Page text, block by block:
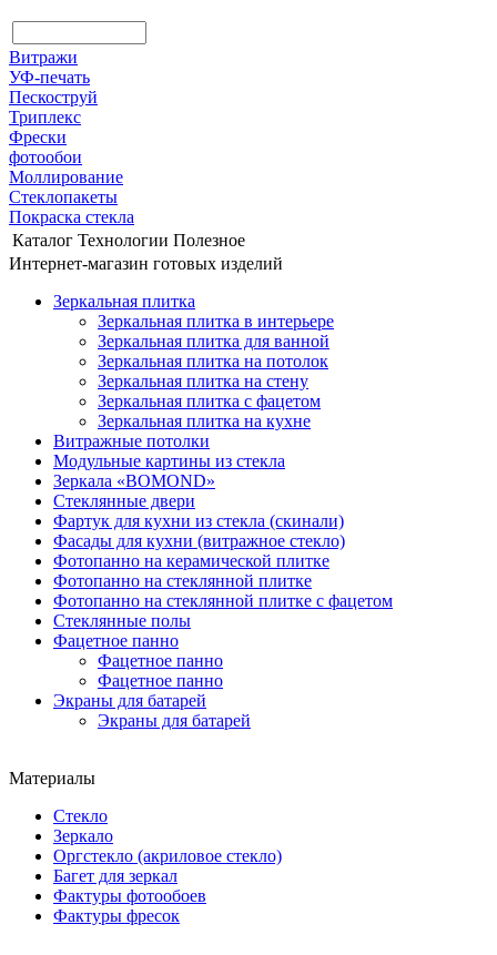
Витражи
УФ-печать
Пескоструй
Триплекс
Фрески
фотообои
Моллирование
Стеклопакеты
Покраска стекла
Каталог Технологии Полезное
Интернет-магазин готовых изделий
Зеркальная плитка
Зеркальная плитка в интерьере
Зеркальная плитка для ванной
Зеркальная плитка на потолок
Зеркальная плитка на стену
Зеркальная плитка с фацетом
Зеркальная плитка на кухне
Витражные потолки
Модульные картины из стекла
Зеркала «BOMOND»
Стеклянные двери
Фартук для кухни из стекла (скинали)
Фасады для кухни (витражное стекло)
Фотопанно на керамической плитке
Фотопанно на стеклянной плитке
Фотопанно на стеклянной плитке с фацетом
Стеклянные полы
Фацетное панно
Фацетное панно
Фацетное панно
Экраны для батарей
Экраны для батарей
Материалы
Стекло
Зеркало
Оргстекло (акриловое стекло)
Багет для зеркал
Фактуры фотообоев
Фактуры фресок